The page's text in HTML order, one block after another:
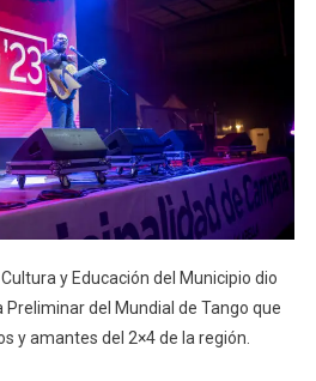
y Educación del Municipio dio
del Mundial de Tango que
y amantes del 2×4 de la región.